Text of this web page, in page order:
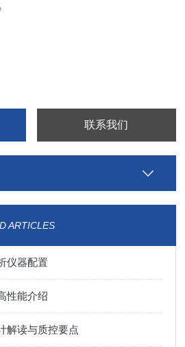
器。
联系我们
ARTICLES
仪器配置
性能介绍
解读与质控要点